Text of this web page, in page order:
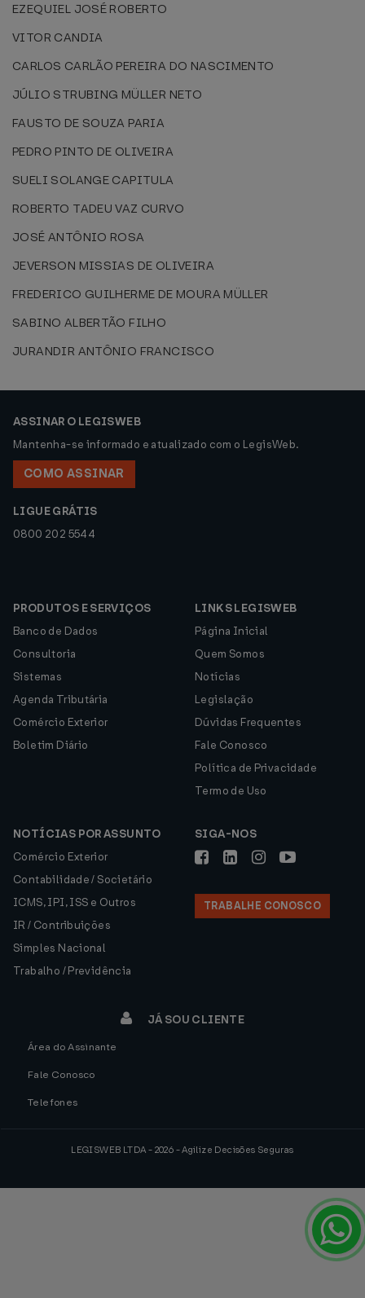
EZEQUIEL JOSÉ ROBERTO
VITOR CANDIA
CARLOS CARLÃO PEREIRA DO NASCIMENTO
JÚLIO STRUBING MÜLLER NETO
FAUSTO DE SOUZA PARIA
PEDRO PINTO DE OLIVEIRA
SUELI SOLANGE CAPITULA
ROBERTO TADEU VAZ CURVO
JOSÉ ANTÔNIO ROSA
JEVERSON MISSIAS DE OLIVEIRA
FREDERICO GUILHERME DE MOURA MÜLLER
SABINO ALBERTÃO FILHO
JURANDIR ANTÔNIO FRANCISCO
ASSINAR O LEGISWEB
Mantenha-se informado e atualizado com o LegisWeb.
COMO ASSINAR
LIGUE GRÁTIS
0800 202 5544
PRODUTOS E SERVIÇOS
Banco de Dados
Consultoria
Sistemas
Agenda Tributária
Comércio Exterior
Boletim Diário
LINKS LEGISWEB
Página Inicial
Quem Somos
Notícias
Legislação
Dúvidas Frequentes
Fale Conosco
Política de Privacidade
Termo de Uso
NOTÍCIAS POR ASSUNTO
Comércio Exterior
Contabilidade / Societário
ICMS, IPI, ISS e Outros
IR / Contribuições
Simples Nacional
Trabalho / Previdência
SIGA-NOS
TRABALHE CONOSCO
JÁ SOU CLIENTE
Área do Assinante
Fale Conosco
Telefones
LEGISWEB LTDA - 2026 - Agilize Decisões Seguras